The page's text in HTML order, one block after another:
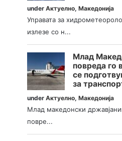
underАктуелно,Македонија
Управата за
излезе со н...
Млад
повреда го
се
за
underАктуелно,Македонија
Млад македонски
повре...